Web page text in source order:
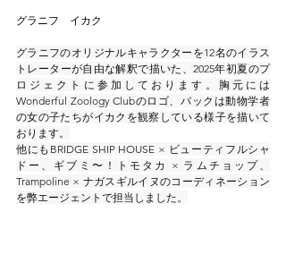
グラニフ　イカク
グラニフのオリジナルキャラクターを12名のイラス
トレーターが自由な解釈で描いた、2025年初夏のプ
ロジェクトに参加しております。胸元には
Wonderful Zoology Clubのロゴ、バックは動物学者
の女の子たちがイカクを観察している様子を描いて
おります。
他にもBRIDGE SHIP HOUSE × ビューティフルシャ
ドー、ギブミ〜！トモタカ × ラムチョップ、
Trampoline × ナガスギルイヌのコーディネーション
を弊エージェントで担当しました。